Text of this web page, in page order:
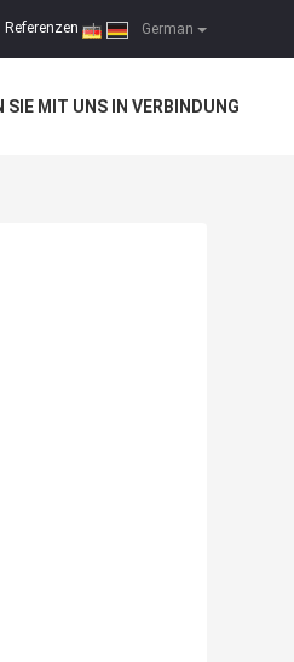
German
Referenzen |
SIE MIT UNS IN VERBINDUNG